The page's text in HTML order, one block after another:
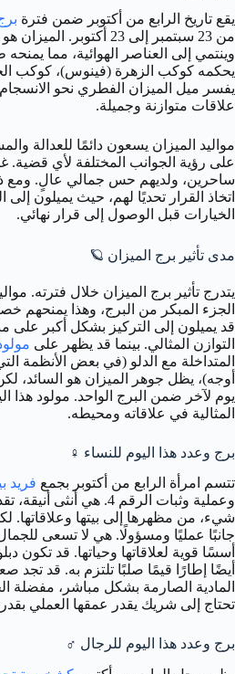
يقع تاريخ الرابع من أكتوبر ضمن فترة
من 23 سبتمبر إلى 23
وينتمي إلى العناصر الهوائية، مما
يحكمه كوكب الزهرة (فينوس)، كوكب
يفسر ميل الميزان الفطري نحو
علاقات متوازنة وجميلة.
مواليد الميزان يسعون دائمًا للعدالة
على رؤية الجوانب المختلفة لأي قضية.
ساحرين، ولديهم حس جمالي عالٍ. ومع
اتخاذ القرار تحديًا لهم، حيث يميلون إلى
الخيارات قبل الوصول إلى قرار نهائي.
مدى تأثير برج الميزان 🪐
يتدرج تأثير برج الميزان خلال فترته.
الجزء المبكر من البرج، وهذا يمنحهم
قد يميلون إلى التركيز بشكل أكبر على
التوازن المثالي. بينما قد يظهر على مولود 5
المتداخلة مع الدلو (في بعض الأنظمة
أوجه)، يظل جوهر الميزان هو السائد،
يوم لآخر ضمن البرج الواحد. مولود هذا
المثالية في علاقاته ومحيطه.
برج وعدد هذا اليوم للنساء ♀️
تتسم امرأة الرابع من أكتوبر بجمع فريد
وعملية وثبات الرقم 4. هي
جانبًا عمليًا ومسؤولًا. هي لا تسعى
أسسًا قوية لعلاقاتها وحياتها. قد تكون
أيضًا إطارًا قيمًا صلبًا تلتزم به. قد تجد
المادية الصارمة بشكل مباشر، مفضلة
تحتاج إلى شريك يقدر عمقها العملي
برج وعدد هذا اليوم للرجال ♂️